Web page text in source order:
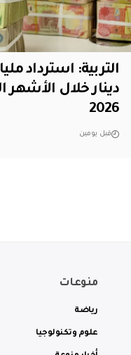
التربية: استرداد
دينار خلال الأشهر
2026
قبل يومين
منوعات
رياضة
علوم وتكنولوجيا